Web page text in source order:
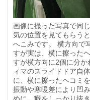
画像に撮った写真で同
気の位置を見てもらう
へこみです。 横方向で
すが実は、横に擦った
すが横方向に2個に分
ィマのスライドドア自
に、横に擦ったヘコミ
振動や寒暖差により凹